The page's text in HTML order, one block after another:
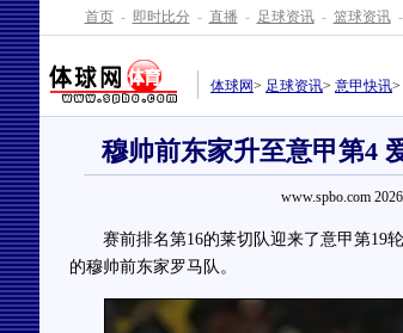
首页 - 即时比分 - 直播 - 足球资讯 - 篮球资讯 -
体球网> 足球资讯> 意甲快讯>
穆帅前东家升至意甲第4
www.spbo.com
赛前排名第16的莱切队迎来了意甲第19轮
的穆帅前东家罗马队。